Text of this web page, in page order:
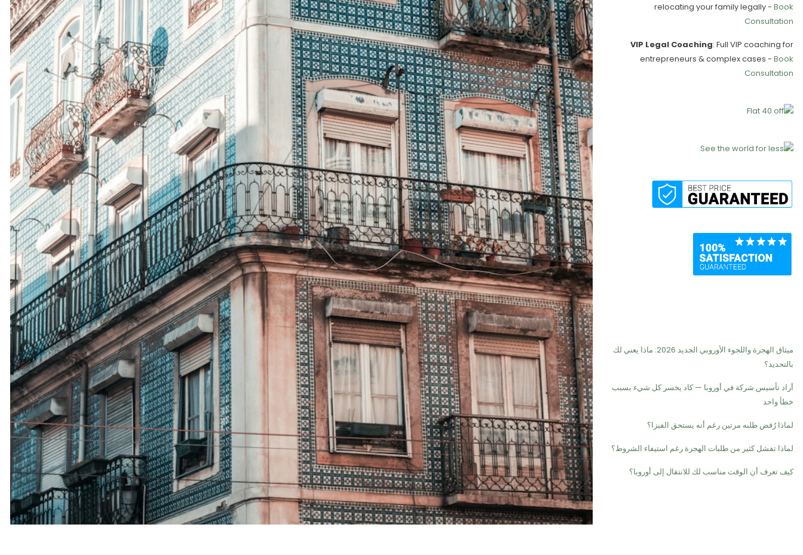
relocating your family legally - Book
Consultation
VIP Legal Coaching: Full VIP coaching for
entrepreneurs & complex cases - Book
Consultation
ميثاق الهجرة واللجوء الأوروبي الجديد 2026: ماذا يعني لك
بالتحديد؟
أراد تأسيس شركة في أوروبا — كاد يخسر كل شيء بسبب
خطأ واحد
لماذا رُفض طلبه مرتين رغم أنه يستحق الفيزا؟
لماذا تفشل كثير من طلبات الهجرة رغم استيفاء الشروط؟
كيف تعرف أن الوقت مناسب لك للانتقال إلى أوروبا؟